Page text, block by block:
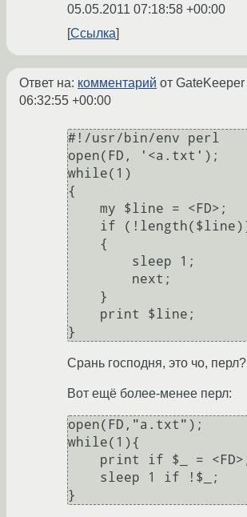
05.05.2011 07:18:58 +00:00
Ссылка
Ответ на: комментарий от GateKeeper
06:32:55 +00:00
#!/usr/bin/env perl
open(FD, '<a.txt');
while(1)
{
Срань господня, это чо, перл?
Вот ещё более-менее перл:
open(FD,"a.txt");
while(1){
}